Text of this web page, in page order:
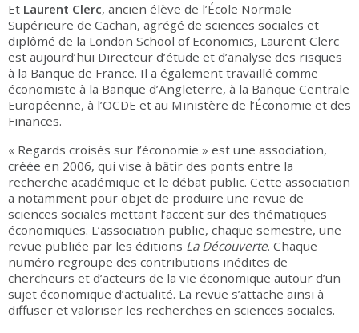
Et Laurent Clerc, ancien élève de l’École Normale
Supérieure de Cachan, agrégé de sciences sociales et
diplômé de la London School of Economics, Laurent Clerc
est aujourd’hui Directeur d’étude et d’analyse des risques
à la Banque de France. Il a également travaillé comme
économiste à la Banque d’Angleterre, à la Banque Centrale
Européenne, à l’OCDE et au Ministère de l’Économie et des
Finances.
« Regards croisés sur l’économie » est une association,
créée en 2006, qui vise à bâtir des ponts entre la
recherche académique et le débat public. Cette association
a notamment pour objet de produire une revue de
sciences sociales mettant l’accent sur des thématiques
économiques. L’association publie, chaque semestre, une
revue publiée par les éditions La Découverte. Chaque
numéro regroupe des contributions inédites de
chercheurs et d’acteurs de la vie économique autour d’un
sujet économique d’actualité. La revue s’attache ainsi à
diffuser et valoriser les recherches en sciences sociales.